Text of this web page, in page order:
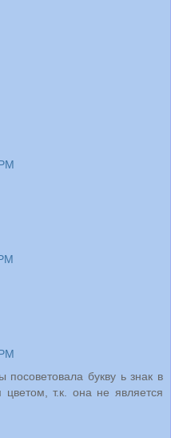
букву ь знак в
цветом, т.к. она не является